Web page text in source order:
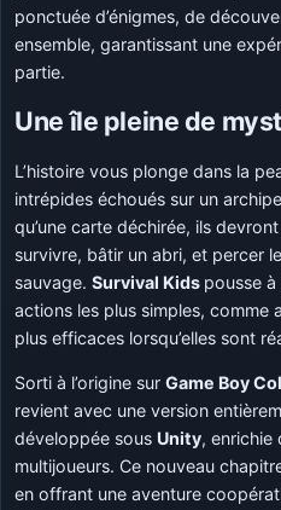
ponctuée d’énigmes, de
ensemble, garantissant une
partie.
Une île pleine de
L’histoire vous plonge dans la
intrépides échoués sur un
qu’une carte déchirée, ils
survivre, bâtir un abri, et percer
sauvage.Survival Kids pousse
actions les plus simples, comme
plus efficaces lorsqu’elles sont
Sorti à l’origine surGame Boy
revient avec une version
développée sous Unity, enrichie
multijoueurs. Ce nouveau
en offrant une aventure